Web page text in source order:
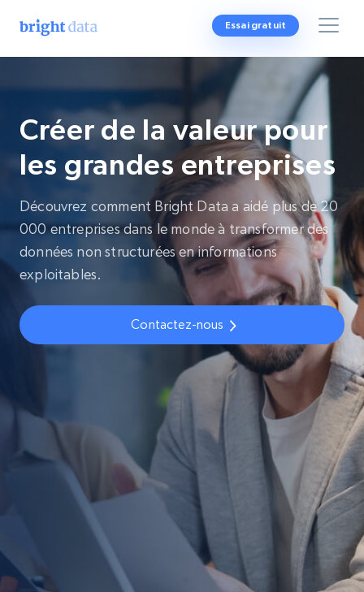
Essai gratuit
Créer de la valeur pour
les grandes entreprises
Découvrez comment Bright Data a aidé plus de 20
000 entreprises dans le monde à transformer des
données non structurées en informations
exploitables.
Contactez-nous